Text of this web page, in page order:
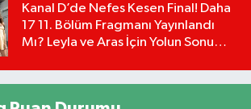
Kanal D’de Nefes Kesen Final! Daha
17 11. Bölüm Fragmanı Yayınlandı
Mı? Leyla ve Aras İçin Yolun Sonu